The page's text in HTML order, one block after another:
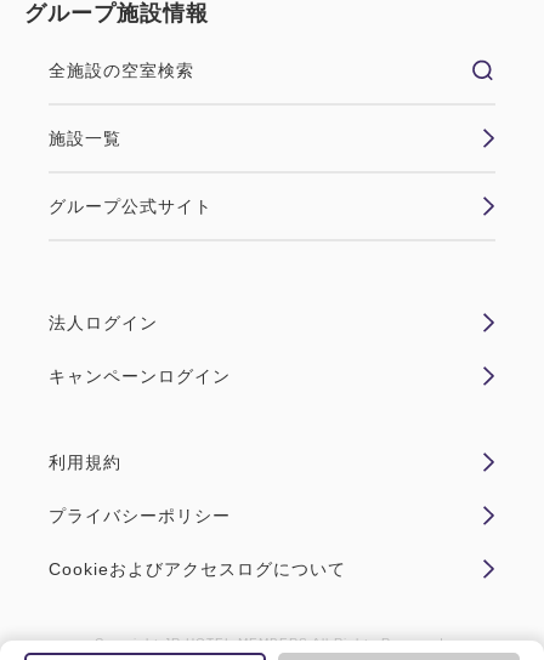
グループ施設情報
全施設の空室検索
施設一覧
グループ公式サイト
法人ログイン
キャンペーンログイン
利用規約
プライバシーポリシー
Cookieおよびアクセスログについて
Copyright JR HOTEL MEMBERS All Rights Reserved.